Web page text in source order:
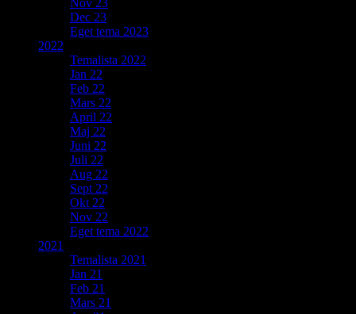
Dec 23
Eget tema 2023
2022
Temalista 2022
Jan 22
Feb 22
Mars 22
April 22
Maj 22
Juni 22
Juli 22
Aug 22
Sept 22
Okt 22
Nov 22
Eget tema 2022
2021
Temalista 2021
Jan 21
Feb 21
Mars 21